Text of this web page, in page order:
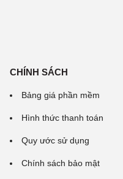
CHÍNH SÁCH
Bảng giá phần mềm
Hình thức thanh toán
Quy ước sử dụng
Chính sách bảo mật